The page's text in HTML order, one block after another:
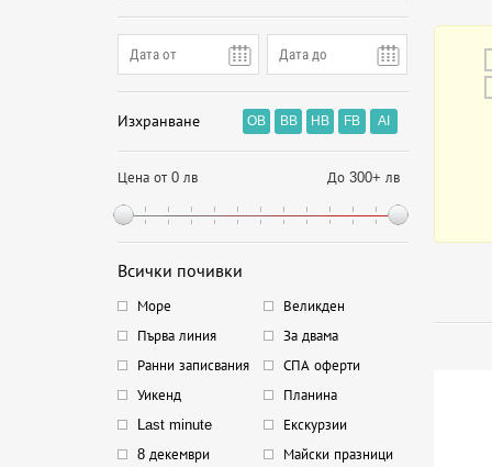
Изхранване OB BB HB FB AI
Цена от 0 лв До 300+ лв
Всички почивки
Море
Великден
Първа линия
За двама
Ранни записвания
СПА оферти
Уикенд
Планина
Last minute
Екскурзии
8 декември
Майски празници